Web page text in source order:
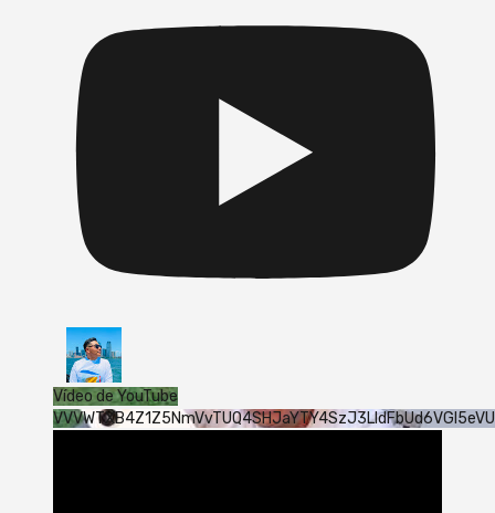
Vídeo de YouTube